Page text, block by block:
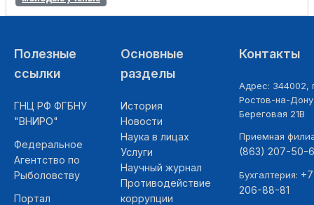
Полезные
ссылки
ГНЦ РФ ФГБНУ
"ВНИРО"
Федеральное
Агентство по
Рыболовству
Портал
Основные
разделы
История
Новости
Наука в лицах
Услуги
Научный журнал
Противодействие
коррупции
Контакты
Адрес: 344002,
Ростов-на-
Береговая 21В
Приемная
(863) 207-50-
Бухгалтерия:
206-88-81